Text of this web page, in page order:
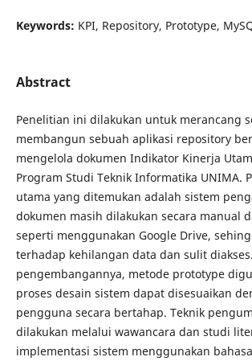
Keywords: KPI, Repository, Prototype,
Abstract
Penelitian ini dilakukan untuk merancang
membangun sebuah aplikasi repository
mengelola dokumen Indikator Kinerja
Program Studi Teknik Informatika UNIMA.
utama yang ditemukan adalah sistem
dokumen masih dilakukan secara manual
seperti menggunakan Google Drive,
terhadap kehilangan data dan sulit
pengembangannya, metode prototype
proses desain sistem dapat disesuaikan
pengguna secara bertahap. Teknik
dilakukan melalui wawancara dan studi
implementasi sistem menggunakan